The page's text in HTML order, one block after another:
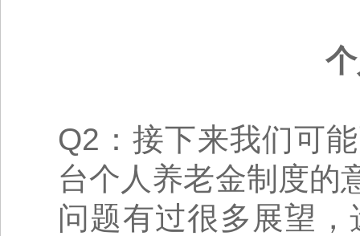
Q2：接下来我们可
台个人养老金制度的
问题有过很多展望